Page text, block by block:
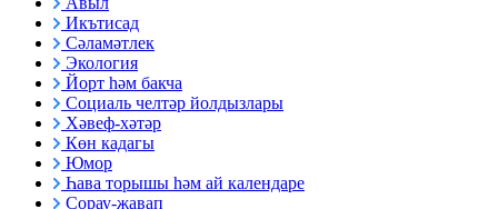
Икътисад
Сәламәтлек
Экология
Йорт һәм бакча
Социаль челтәр йолдызлары
Хәвеф-хәтәр
Көн кадагы
Юмор
Һава торышы һәм ай календаре
Сорау-җавап